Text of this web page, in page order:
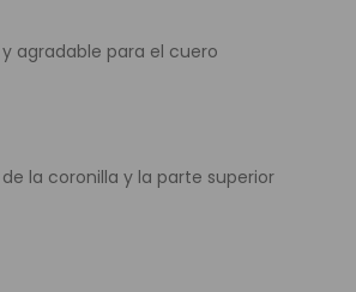
agradable para el cuero
la coronilla y la parte superior